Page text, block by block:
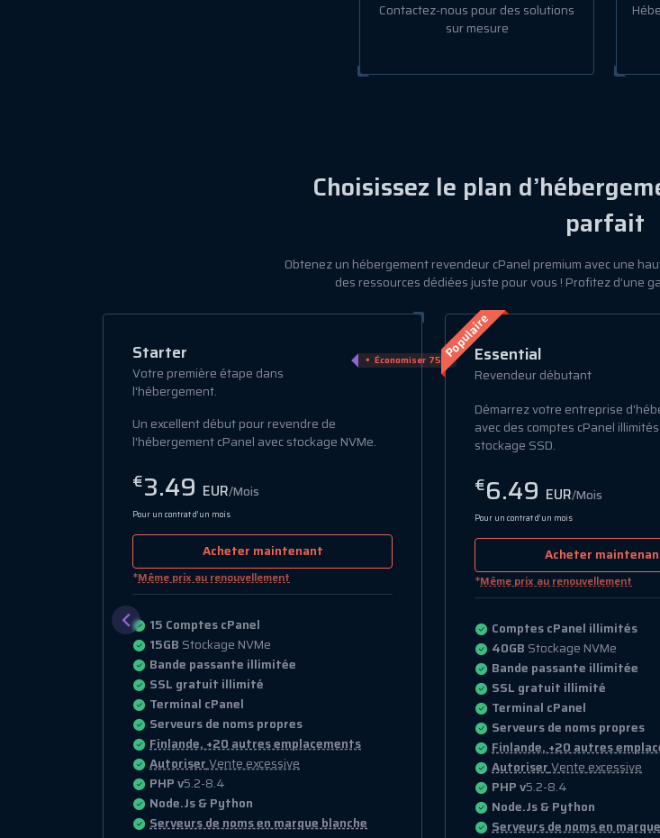
Contactez-nous pour des solutions
sur mesure
Choisissez le plan
parfait
Obtenez un hébergement revendeur cPanel premium avec une
des ressources dédiées juste pour vous ! Profitez d’une
Populaire
Essential
Revendeur débutant
Économiser 40%
avec des comptes cPanel illimités et un
stockage SSD.
€6.49 EUR/Mois
Pour un contrat d’un mois
Acheter maintenant
*Même prix au renouvellement
Comptes cPanel illimités
40GB Stockage NVMe
Bande passante illimitée
SSL gratuit illimité
Terminal cPanel
Serveurs de noms propres
Finlande, +20 autres emplacements
AutoriserVente excessive
PHP v5.2-8.4
Node.Js & Python
Serveurs de noms en marque blanche
Advance
Performance évolutive
Obtenez plus de stockage, de
d'emplacements mondiaux pour
entreprises en croissance.
€12.99EUR/Mois
Pour un contrat d’un mois
Acheter
*Même prix au renouvellement
Comptes cPanel illimités
80GB Stockage NVMe
Bande passante illimitée
SSL gratuit illimité
Terminal cPanel
Serveurs de noms propres
Finlande, +20 autres
AutoriserVente excessive
PHP v5.2-8.4
Node.Js & Python
Serveurs de noms en